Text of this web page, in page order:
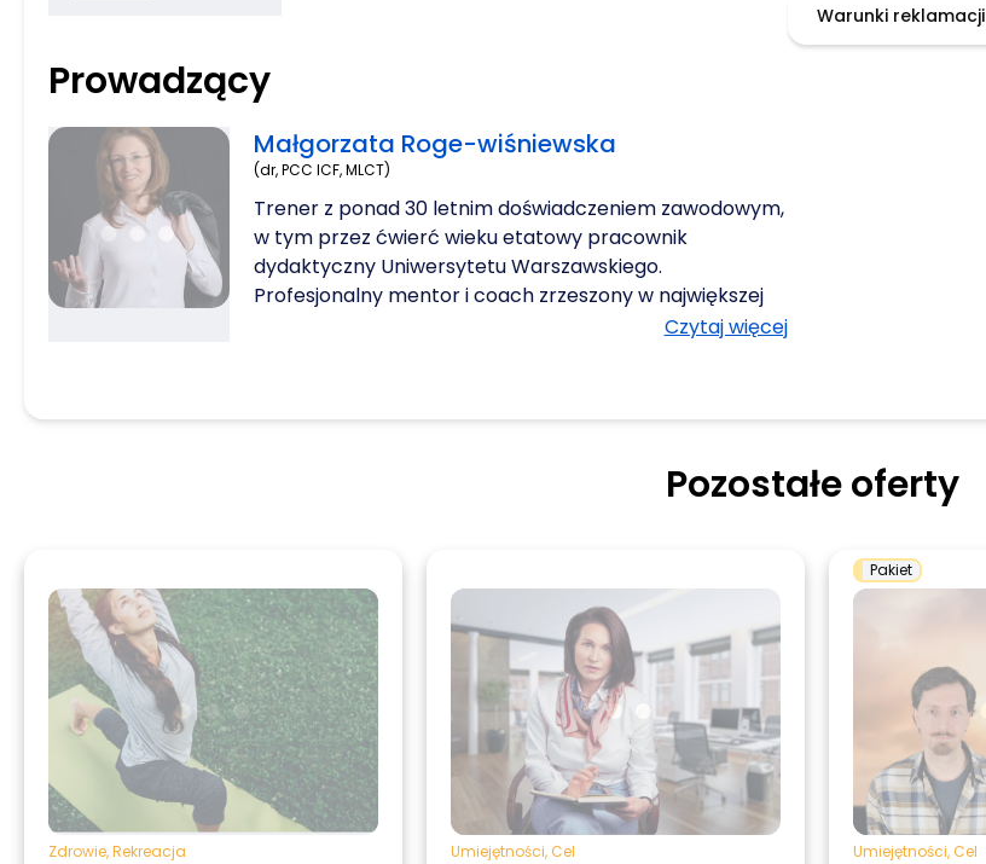
Prowadzący
Małgorzata Roge-wiśniewska
(dr, PCC ICF, MLCT)
Trener z ponad 30 letnim doświadczeniem zawodowym,
w tym przez ćwierć wieku etatowy pracownik
dydaktyczny Uniwersytetu Warszawskiego.
Profesjonalny mentor i coach zrzeszony w największej
organizacji coachingowej świata International Coaching
podejmowaniu decyzji zarówno zgodnych z ich
wartościami jak i uwzględniających kluczowe
przywództwa, zarządzania projektami i karierą,
komunikacji, innowacji, budowania odporności
psychicznej. Posiada bogate doświadczenie współpracy
z pracownikami wszystkich sektorów i branż na różnych
etapach ich karier zawodowych. Wśród jej klientów są
m.in. założyciele, właściciele, prezesi, dyrektorzy na
poziomie globalnym i krajowym, profesorowie,
managerowie oraz studenci. Łączy podejście
organizacyjno-planistyczne z systemowym i
transformatywnym, co pozwala jej pracować na
Czytaj więcej
Warunki reklamacji
Pozostałe oferty
Zdrowie,Rekreacja Umiejętności, Cel
Pakiet
Umiejętności, Cel